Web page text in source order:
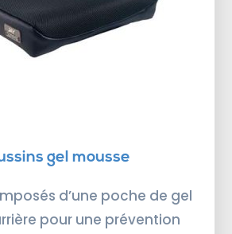
gel mousse
d’une poche de gel
pour une prévention